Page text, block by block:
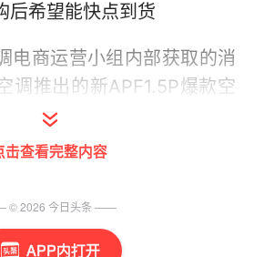
APP内打开
后希望能快点到货
电商运营小组内部获取的消
调推出的新APF1.5P爆款空
挂机、3P柜机等多品类产
者的认可，网络订单纷至沓
APF1.5P订单量更是瞬间爆
0时开抢那一刻起，电商页
击查看完整内容
©2026 今日头条 ——